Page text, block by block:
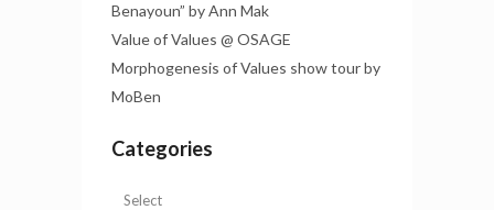
Benayoun” by Ann Mak
Value of Values @ OSAGE
Morphogenesis of Values show tour by
MoBen
Categories